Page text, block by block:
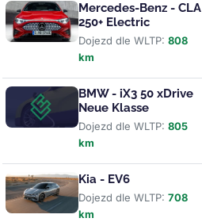
Mercedes-Benz - CLA
250+ Electric
Dojezd dle WLTP: 808
km
BMW - iX3 50 xDrive
Neue Klasse
Dojezd dle WLTP: 805
km
Kia - EV6
Dojezd dle WLTP: 708
km